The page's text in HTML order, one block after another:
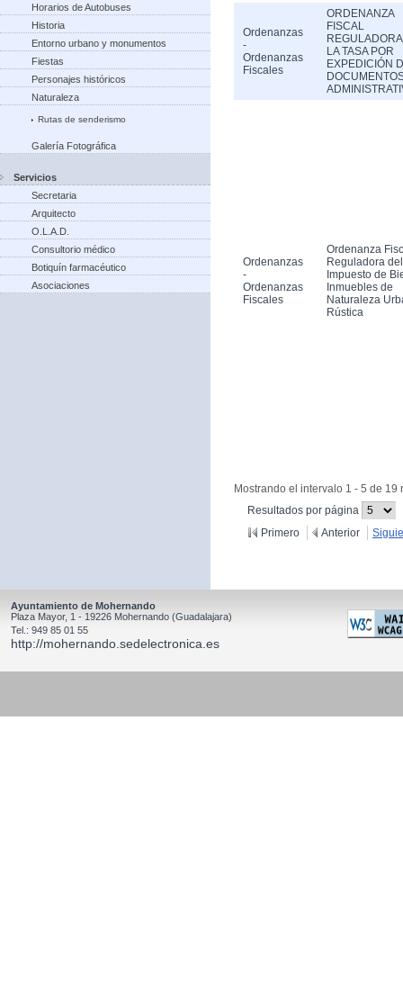
Horarios de Autobuses
Historia
Entorno urbano y monumentos
Fiestas
Personajes históricos
Naturaleza
Rutas de senderismo
Galería Fotográfica
Servicios
Secretaria
Arquitecto
O.L.A.D.
Consultorio médico
Botiquín farmacéutico
Asociaciones
Ordenanzas
-
Ordenanzas
Fiscales
ORDENANZA
FISCAL
LA TASA POR
EXPEDICIÓN
Ordenanzas
-
Ordenanzas
Fiscales
Ordenanza
Reguladora del
Impuesto de
Inmuebles de
Naturaleza
Rústica
Mostrando el intervalo 1 - 5 de 19
Resultados por página
Primero
Anterior
Ayuntamiento de Mohernando
Plaza Mayor, 1 - 19226 Mohernando (Guadalajara)
Tel.: 949 85 01 55
http://mohernando.sedelectronica.es